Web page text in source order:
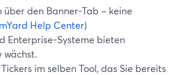
den Banner-Tab – keine
Help Center)
Enterprise-Systeme bieten
wächst.
im selben Tool, das Sie bereits